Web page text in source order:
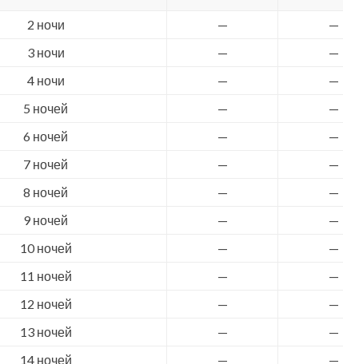
2 ночи — —
3 ночи
— —
4 ночи
— —
5 ночей
— —
6 ночей
— —
7 ночей
— —
8 ночей
— —
9 ночей
— —
10 ночей
— —
11 ночей
— —
12 ночей
— —
13 ночей
— —
14 ночей
— —